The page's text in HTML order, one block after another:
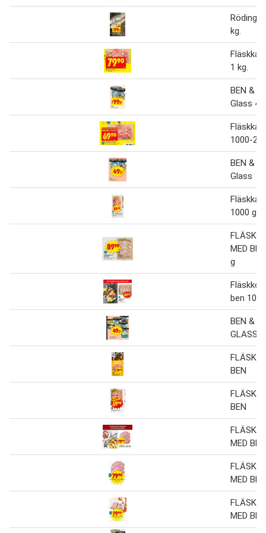
Röding
kg.
1 kg.
BEN &
Glass
1000-
BEN &
Glass
1000 g
MED
g
ben
BEN &
GLASS
BEN
BEN
MED BEN
MED BEN
MED BEN